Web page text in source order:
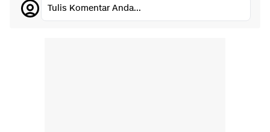
Tulis Komentar Anda...